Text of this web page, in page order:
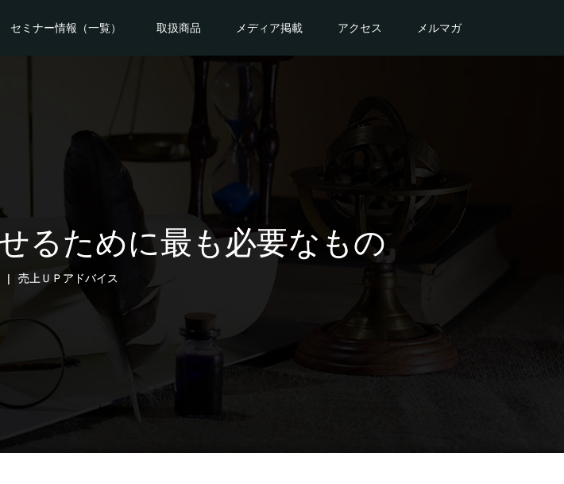
セミナー情報（一覧） 取扱商品 メディア掲載 アクセス メルマガ
るために最も必要なもの
売上ＵＰアドバイス